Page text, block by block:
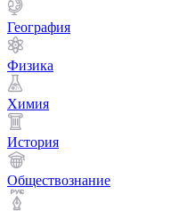
География
Физика
Химия
История
Обществознание